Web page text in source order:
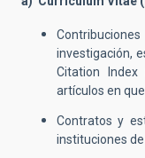
investigación,
Citation Index
artículos en
Contratos y
instituciones de